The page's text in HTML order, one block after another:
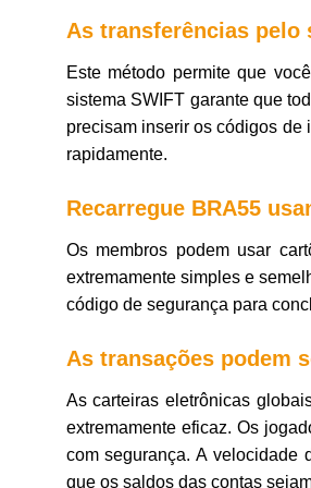
As transferências pelo
Este método permite que
sistema SWIFT garante que
precisam inserir os códigos de
rapidamente.
Recarregue BRA55
Os membros podem usar
extremamente simples e
código de segurança para
As transações podem
As carteiras eletrônicas
extremamente eficaz. Os
com segurança. A velocidade
que os saldos das contas